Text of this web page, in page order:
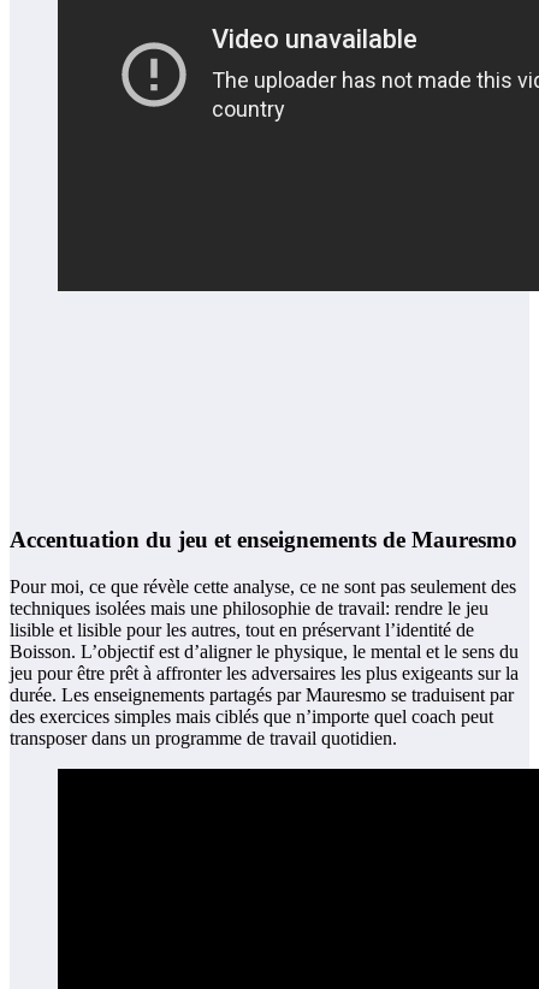
Accentuation du jeu et enseignements de Mauresmo
Pour moi, ce que révèle cette analyse, ce ne sont pas seulement des
techniques isolées mais une philosophie de travail: rendre le jeu
lisible et lisible pour les autres, tout en préservant l’identité de
Boisson. L’objectif est d’aligner le physique, le mental et le sens du
jeu pour être prêt à affronter les adversaires les plus exigeants sur la
durée. Les enseignements partagés par Mauresmo se traduisent par
des exercices simples mais ciblés que n’importe quel coach peut
transposer dans un programme de travail quotidien.